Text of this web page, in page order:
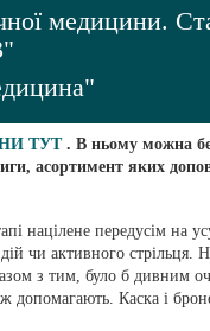
медицини.
ТУТ. В ньому можна
асортимент яких
націлене передусім на
чи активного стрільця.
з тим, було б дивним
допомагають. Каска і